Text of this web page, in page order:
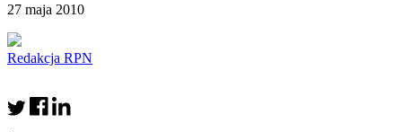
27 maja 2010
Redakcja RPN